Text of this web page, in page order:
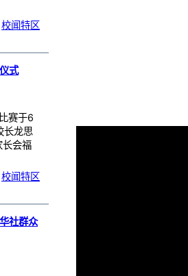
校闻特区
式
赛于6
长龙思
长会福
校闻特区
社群众